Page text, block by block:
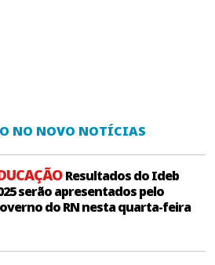
NO NOVO NOTÍCIAS
Resultados do Ideb
serão apresentados pelo
do RN nesta quarta-feira